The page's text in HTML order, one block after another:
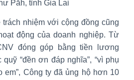
Păh, tỉnh Gia Lai
nhiệm với cộng đồng cũng
động của doanh nghiệp. Từ
đóng góp bằng tiền lương
“đền ơn đáp nghĩa”, “vì phụ
em”, Công ty đã ủng hộ hơn 10